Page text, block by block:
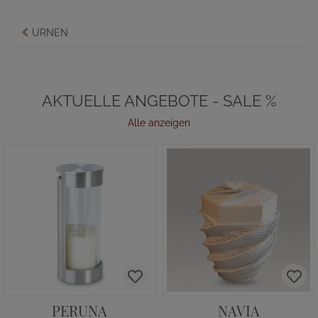
URNEN
AKTUELLE ANGEBOTE - SALE %
Alle anzeigen
PERUNA NAVIA